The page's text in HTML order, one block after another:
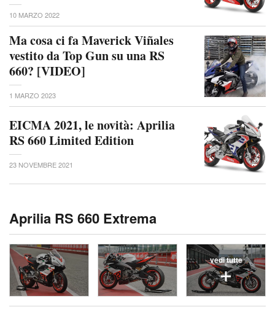
10 MARZO 2022
Ma cosa ci fa Maverick Viñales
vestito da Top Gun su una RS
660? [VIDEO]
1 MARZO 2023
EICMA 2021, le novità: Aprilia
RS 660 Limited Edition
23 NOVEMBRE 2021
Aprilia RS 660 Extrema
vedi tutte